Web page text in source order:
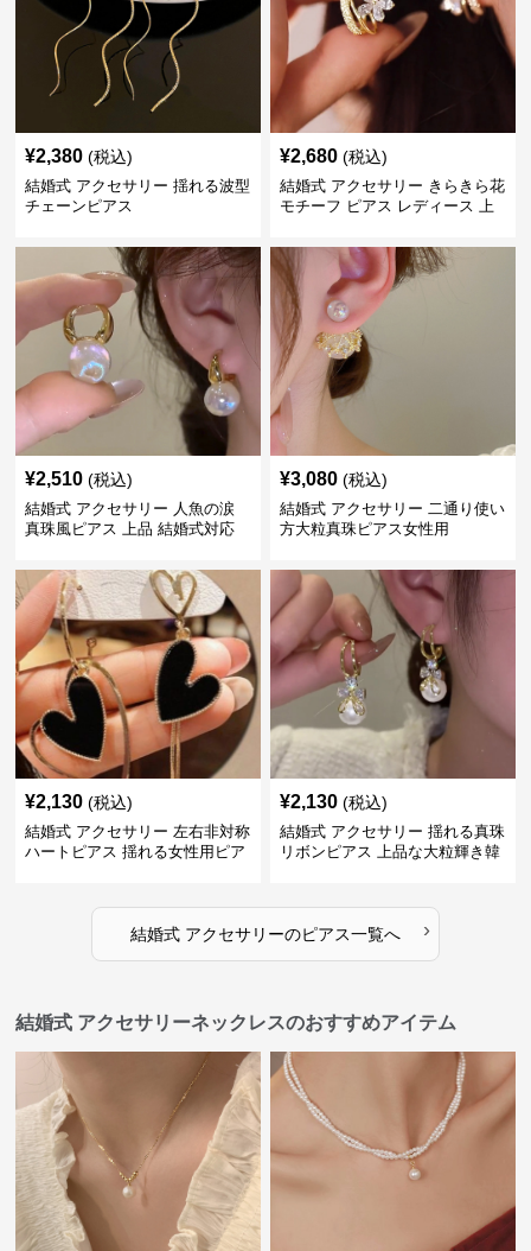
¥2,380 (税込)
結婚式 アクセサリー 揺れる波型
チェーンピアス
¥2,680 (税込)
結婚式 アクセサリー きらきら花
モチーフ ピアス レディース 上
¥2,510 (税込)
結婚式 アクセサリー 人魚の涙
真珠風ピアス 上品 結婚式対応
¥3,080 (税込)
結婚式 アクセサリー 二通り使い
方大粒真珠ピアス女性用
¥2,130 (税込)
結婚式 アクセサリー 左右非対称
ハートピアス 揺れる女性用ピア
¥2,130 (税込)
結婚式 アクセサリー 揺れる真珠
リボンピアス 上品な大粒輝き韓
結婚式 アクセサリーのピアス一覧へ ›
結婚式 アクセサリーネックレスのおすすめアイテム